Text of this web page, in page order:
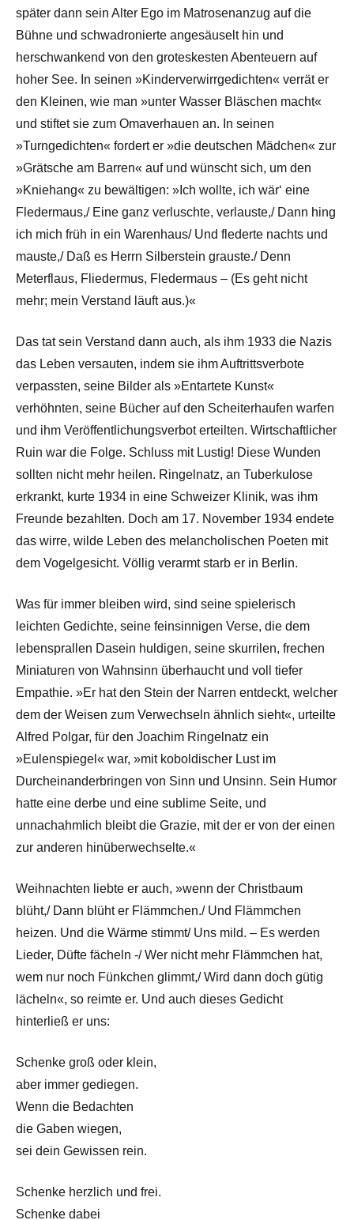
später dann sein Alter Ego im Matrosenanzug auf die
Bühne und schwadronierte angesäuselt hin und
herschwankend von den groteskesten Abenteuern auf
hoher See. In seinen »Kinderverwirrgedichten« verrät er
den Kleinen, wie man »unter Wasser Bläschen macht«
und stiftet sie zum Omaverhauen an. In seinen
»Turngedichten« fordert er »die deutschen Mädchen« zur
»Grätsche am Barren« auf und wünscht sich, um den
»Kniehang« zu bewältigen: »Ich wollte, ich wär‘ eine
Fledermaus,/ Eine ganz verluschte, verlauste,/ Dann hing
ich mich früh in ein Warenhaus/ Und flederte nachts und
mauste,/ Daß es Herrn Silberstein grauste./ Denn
Meterflaus, Fliedermus, Fledermaus – (Es geht nicht
mehr; mein Verstand läuft aus.)«
Das tat sein Verstand dann auch, als ihm 1933 die Nazis
das Leben versauten, indem sie ihm Auftrittsverbote
verpassten, seine Bilder als »Entartete Kunst«
verhöhnten, seine Bücher auf den Scheiterhaufen warfen
und ihm Veröffentlichungsverbot erteilten. Wirtschaftlicher
Ruin war die Folge. Schluss mit Lustig! Diese Wunden
sollten nicht mehr heilen. Ringelnatz, an Tuberkulose
erkrankt, kurte 1934 in eine Schweizer Klinik, was ihm
Freunde bezahlten. Doch am 17. November 1934 endete
das wirre, wilde Leben des melancholischen Poeten mit
dem Vogelgesicht. Völlig verarmt starb er in Berlin.
Was für immer bleiben wird, sind seine spielerisch
leichten Gedichte, seine feinsinnigen Verse, die dem
lebensprallen Dasein huldigen, seine skurrilen, frechen
Miniaturen von Wahnsinn überhaucht und voll tiefer
Empathie. »Er hat den Stein der Narren entdeckt, welcher
dem der Weisen zum Verwechseln ähnlich sieht«, urteilte
Alfred Polgar, für den Joachim Ringelnatz ein
»Eulenspiegel« war, »mit koboldischer Lust im
Durcheinanderbringen von Sinn und Unsinn. Sein Humor
hatte eine derbe und eine sublime Seite, und
unnachahmlich bleibt die Grazie, mit der er von der einen
zur anderen hinüberwechselte.«
Weihnachten liebte er auch, »wenn der Christbaum
blüht,/ Dann blüht er Flämmchen./ Und Flämmchen
heizen. Und die Wärme stimmt/ Uns mild. – Es werden
Lieder, Düfte fächeln -/ Wer nicht mehr Flämmchen hat,
wem nur noch Fünkchen glimmt,/ Wird dann doch gütig
lächeln«, so reimte er. Und auch dieses Gedicht
hinterließ er uns:
Schenke groß oder klein,
aber immer gediegen.
Wenn die Bedachten
die Gaben wiegen,
sei dein Gewissen rein.
Schenke herzlich und frei.
Schenke dabei